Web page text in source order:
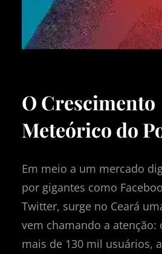
O Crescimento
Meteórico do
Em meio a um mercado
por gigantes como
Twitter, surge no Ceará
vem chamando a atenção:
mais de 130 mil usuários,